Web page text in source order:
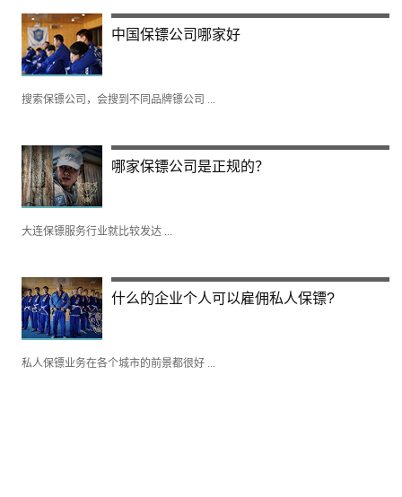
中国保镖公司哪家好
搜索保镖公司，会搜到不同品牌镖公司 ...
哪家保镖公司是正规的？
大连保镖服务行业就比较发达 ...
什么的企业个人可以雇佣私人保镖?
私人保镖业务在各个城市的前景都很好 ...